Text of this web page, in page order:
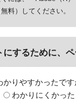
料）してください。
するために、
りやすかったです
わかりにくかった